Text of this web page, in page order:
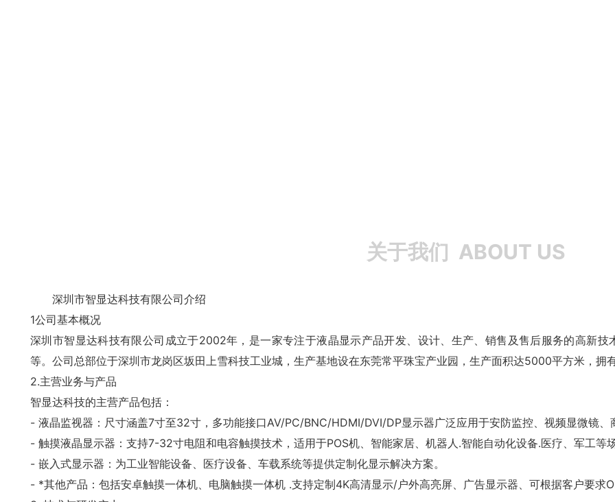
关于我们 ABOUT US
深圳市智显达科技有限公司介绍
1公司基本概况
深圳市智显达科技有限公司成立于2002年，是一家专注于液晶显示产品开发、设计、生产、销售及售后服务的高新
等。公司总部位于深圳市龙岗区坂田上雪科技工业城，生产基地设在东莞常平珠宝产业园，生产面积达5000平方米，拥
2.主营业务与产品
智显达科技的主营产品包括：
- 液晶监视器：尺寸涵盖7寸至32寸，多功能接口AV/PC/BNC/HDMI/DVI/DP显示器广泛应用于安防监控、视频显微镜、
- 触摸液晶显示器：支持7-32寸电阻和电容触摸技术，适用于POS机、智能家居、机器人.智能自动化设备.医疗、军工等场
- 嵌入式显示器：为工业智能设备、医疗设备、车载系统等提供定制化显示解决方案。
- *其他产品：包括安卓触摸一体机、电脑触摸一体机 .支持定制4K高清显示/户外高亮屏、广告显示器、可根据客户要求